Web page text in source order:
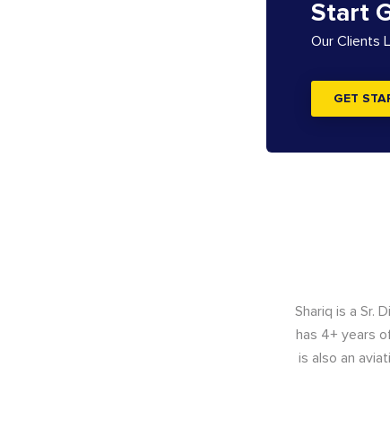
Start
Our Clients
GET
Shariq is a Sr.
has 4+ years
is also an